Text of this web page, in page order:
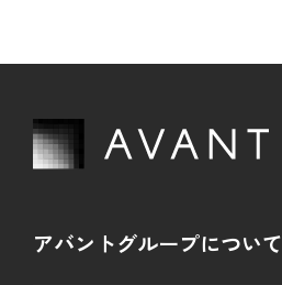
アバントグループについて